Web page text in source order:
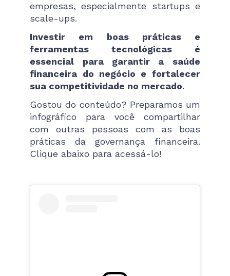
empresas, especialmente startups e
scale-ups.
Investir em boas práticas e
ferramentas tecnológicas é
essencial para garantir a saúde
financeira do negócio e fortalecer
sua competitividade no mercado.
Gostou do conteúdo? Preparamos um
infográfico para você compartilhar
com outras pessoas com as boas
práticas da governança financeira.
Clique abaixo para acessá-lo!